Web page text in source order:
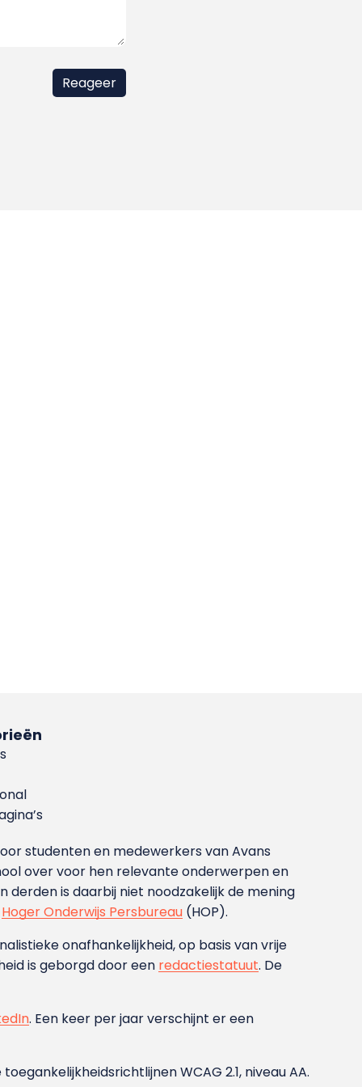
studenten en medewerkers van Avans
over voor hen relevante onderwerpen en
is daarbij niet noodzakelijk de mening
Hoger Onderwijs Persbureau (HOP).
onafhankelijkheid, op basis van vrije
is geborgd door een redactiestatuut. De
. Een keer per jaar verschijnt er een
WCAG 2.1, niveau AA.